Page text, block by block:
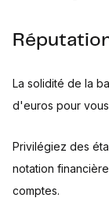
La solidité de la
d'euros pour
Privilégiez des
notation
comptes.